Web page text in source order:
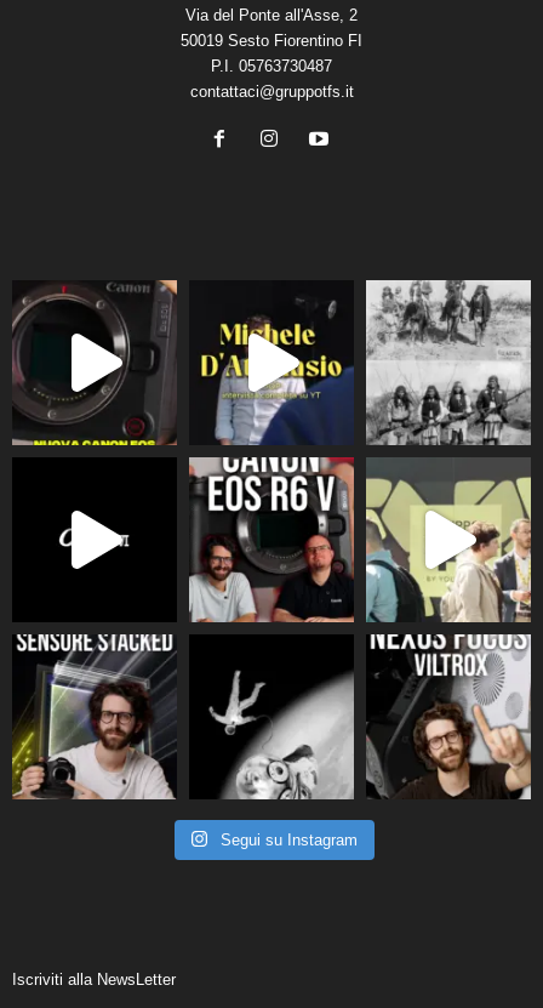
Via del Ponte all'Asse, 2
50019 Sesto Fiorentino FI
P.I. 05763730487
contattaci@gruppotfs.it
Segui su Instagram
Iscriviti alla NewsLetter